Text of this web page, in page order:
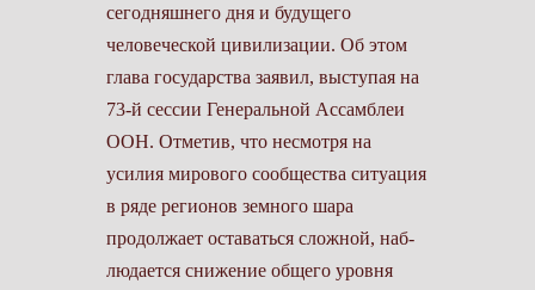
сегодняшнего дня и будущего
человеческой цивилизации. Об этом
глава государства заявил, выступая на
73-й сессии Генеральной Ассамблеи
ООН. Отметив, что несмотря на
усилия мирового сообщества ситуация
в ряде регионов земного шара
продолжает оставаться сложной, наб­
людается снижение общего уровня